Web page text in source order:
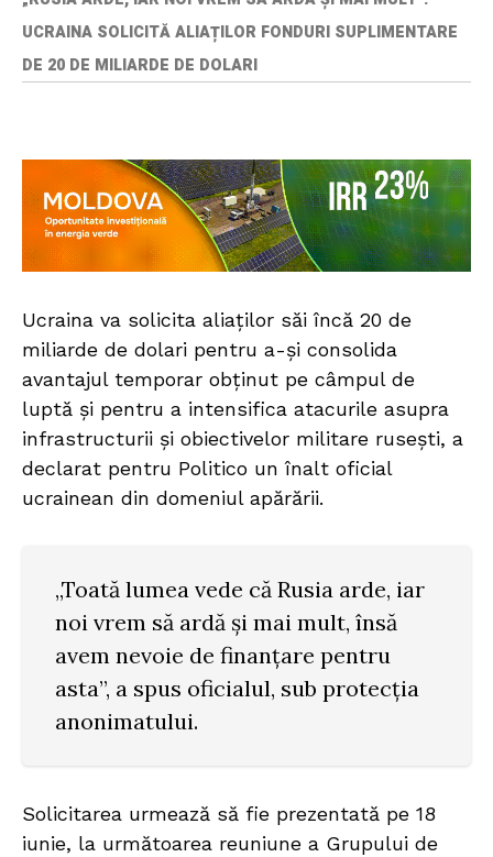
UCRAINA SOLICITĂ ALIAȚILOR FONDURI SUPLIMENTARE
DE 20 DE MILIARDE DE DOLARI
Ucraina va solicita aliaților săi încă 20 de
miliarde de dolari pentru a-și consolida
avantajul temporar obținut pe câmpul de
luptă și pentru a intensifica atacurile asupra
infrastructurii și obiectivelor militare rusești, a
declarat pentru Politico un înalt oficial
ucrainean din domeniul apărării.
„Toată lumea vede că Rusia arde, iar
noi vrem să ardă și mai mult, însă
avem nevoie de finanțare pentru
asta”, a spus oficialul, sub protecția
anonimatului.
Solicitarea urmează să fie prezentată pe 18
iunie, la următoarea reuniune a Grupului de